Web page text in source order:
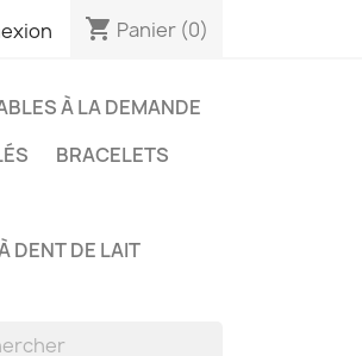
shopping_cart Panier (0)
À LA DEMANDE
BRACELETS
DENT DE LAIT